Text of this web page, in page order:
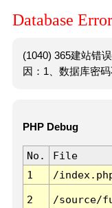
Database Error
(1040) 365建站错
因：1、数据库密
PHP Debug
No. File
1
/
2 /source/